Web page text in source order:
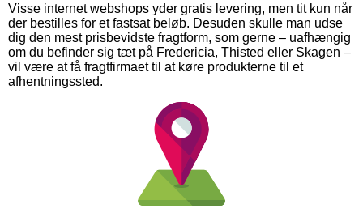
Visse internet webshops yder gratis levering, men tit kun når
der bestilles for et fastsat beløb. Desuden skulle man udse
dig den mest prisbevidste fragtform, som gerne – uafhængig
om du befinder sig tæt på Fredericia, Thisted eller Skagen –
vil være at få fragtfirmaet til at køre produkterne til et
afhentningssted.